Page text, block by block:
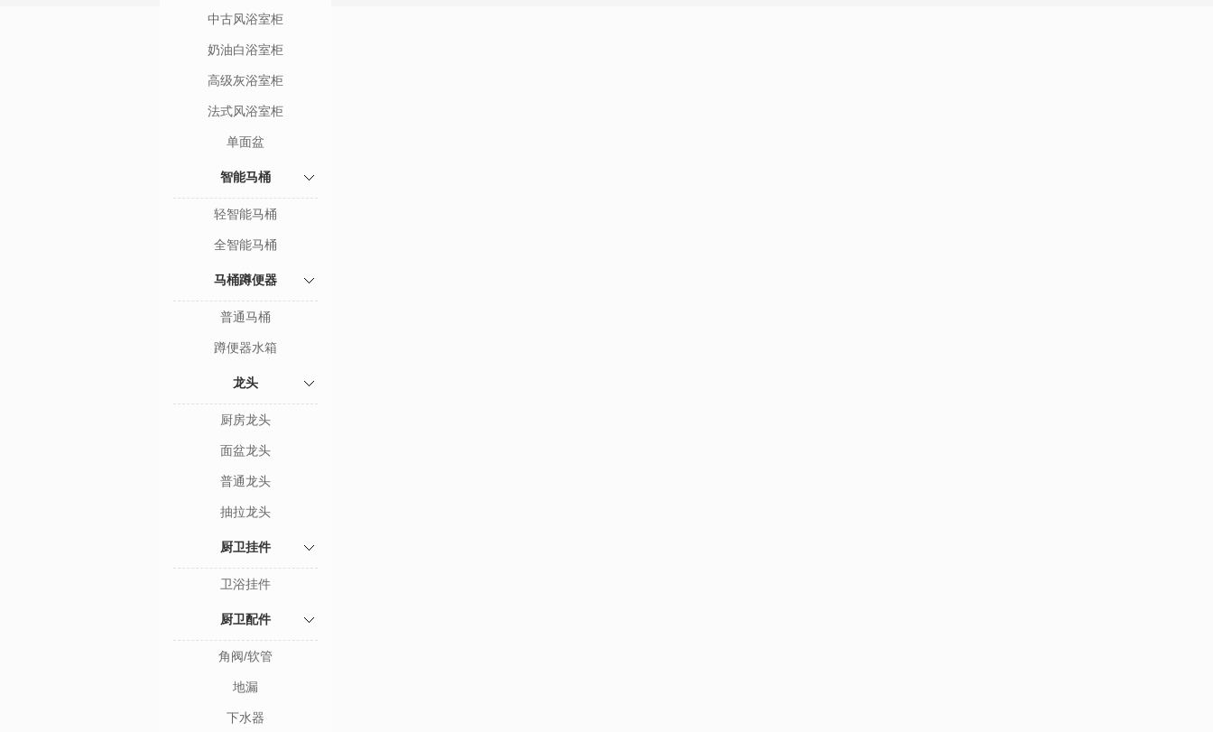
中古风浴室柜
奶油白浴室柜
高级灰浴室柜
法式风浴室柜
单面盆
智能马桶
轻智能马桶
全智能马桶
马桶蹲便器
普通马桶
蹲便器水箱
龙头
厨房龙头
面盆龙头
普通龙头
抽拉龙头
厨卫挂件
卫浴挂件
厨卫配件
角阀/软管
地漏
下水器